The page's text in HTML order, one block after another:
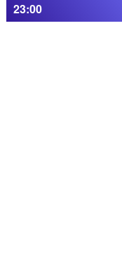
23:00